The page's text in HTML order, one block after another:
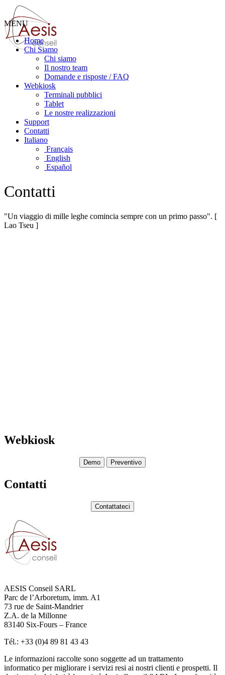
MENU
Home
Chi Siamo
Chi siamo
Il nostro team
Domande e risposte / FAQ
Webkiosk
Terminali pubblici
Tablet
Le nostre realizzazioni
Support
Contatti
Italiano
Français
English
Español
Contatti
"Un viaggio di mille leghe comincia sempre con un primo passo". [
Lao Tseu ]
Webkiosk
Demo Preventivo
Contatti
Contattateci
AESIS Conseil SARL
Parc de l’Arboretum, imm. A1
73 rue de Saint-Mandrier
Z.A. de la Millonne
83140 Six-Fours – France
Tél.: +33 (0)4 89 81 43 43
Le informazioni raccolte sono soggette ad un trattamento
informatico per migliorare i servizi resi ai nostri clienti e prospetti. Il